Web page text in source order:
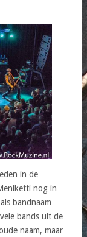
in de
nog in
bandnaam
bands uit de
naam, maar